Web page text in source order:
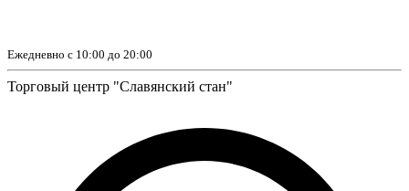
Ежедневно с 10:00 до 20:00
Торговый центр "Славянский стан"